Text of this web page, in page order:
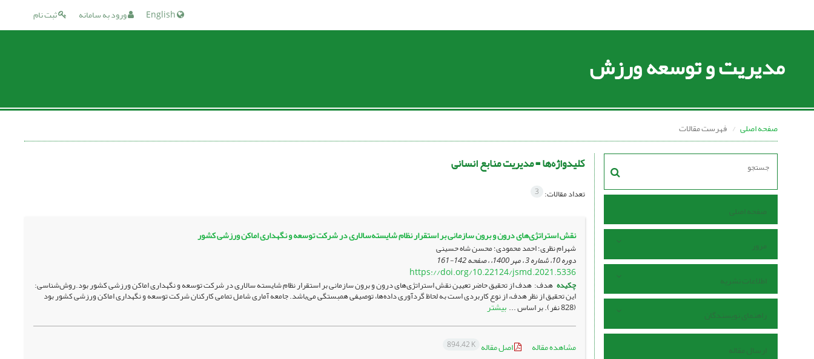
ثبت نام ورود به سامانه
مدیریت و توسعه ورزش
صفحه اصلی فهرست مقالات
صفحه اصلی
مرور
اطلاعات نشریه
راهنمای نویسندگان
ارسال مقاله
کلیدواژه‌ها =مدیریت منابع انسانی
تعداد مقالات: 3
نقش استراتژی‌های درون و برون سازمانی بر استقرار نظام شایسته‌سالاری در شرکت توسعه و نگهداری اماکن ورزشی کشور
شهرام نظری؛ احمد محمودی؛ محسن شاه حسینی
دوره 10، شماره 3 ، مهر 1400، ، صفحه 142-161
https://doi.org/10.22124/jsmd.2021.5336
چکیده هدف: هدف از تحقیق حاضر تعیین نقش استراتژی‌های درون و برون سازمانی بر استقرار نظام شایسته سالاری در شرکت توسعه و نگهداری اماکن ورزشی کشور بود.روش‌شناسی:
این تحقیق از نظر هدف، از نوع کاربردی است به لحاظ گردآوری داده‌ها، توصیفی همبستگی می‌باشد. جامعه آماری شامل تمامی کارکنان شرکت توسعه و نگهداری اماکن ورزشی کشور بود
(828 نفر). بر اساس ... بیشتر
مشاهده مقاله اصل مقاله 894.42 K